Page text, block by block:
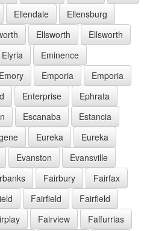
Ellendale
Ellensburg
Ellsworth
Ellsworth
Elyria
Eminence
Emory Emporia
Emporia
Enterprise
Ephrata
Escanaba
Estancia
Eureka
Eureka
Evanston
Evansville
Fairbury
Fairfax
Fairfield
Fairfield
Fairview Falfurrias